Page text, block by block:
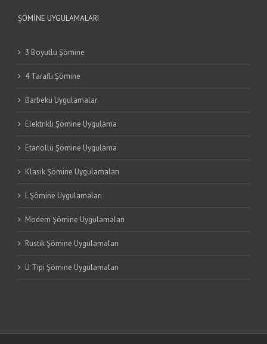
ŞÖMINE UYGULAMALARI
3 Boyutlu Şömine
4 Taraflı Şömine
Barbekü Uygulamalar
Elektrikli Şömine Uygulama
Etanollü Şömine Uygulama
Klasik Şömine Uygulamaları
L Şömine Uygulamaları
Modern Şömine Uygulamaları
Rustik Şömine Uygulamaları
U Tipi Şömine Uygulamaları